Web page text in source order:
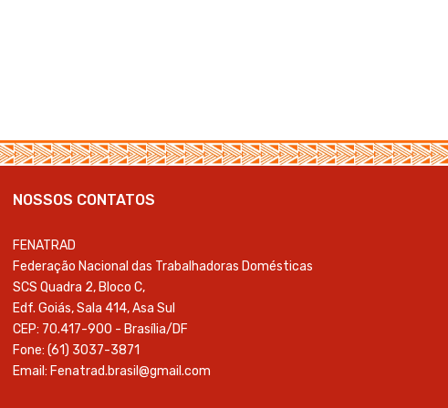
NOSSOS CONTATOS
FENATRAD
Federação Nacional das Trabalhadoras Domésticas
SCS Quadra 2, Bloco C,
Edf. Goiás, Sala 414, Asa Sul
CEP: 70.417-900 - Brasília/DF
Fone: (61) 3037-3871
Email: Fenatrad.brasil@gmail.com